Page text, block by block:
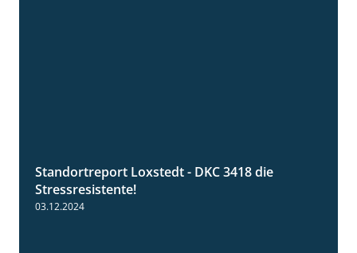
1:04
Standortreport Loxstedt - DKC 3418 die
Stressresistente!
03.12.2024